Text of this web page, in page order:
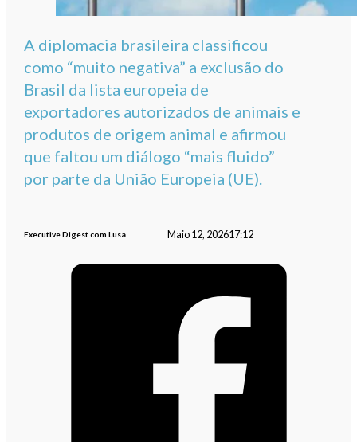
A diplomacia brasileira classificou
como “muito negativa” a exclusão do
Brasil da lista europeia de
exportadores autorizados de animais e
produtos de origem animal e afirmou
que faltou um diálogo “mais fluido”
por parte da União Europeia (UE).
Executive Digest com Lusa Maio 12, 202617:12